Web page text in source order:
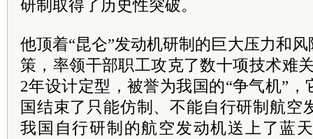
研制取得了历史性突破。
他顶着“昆仑”发动机研制的巨大压力和
策，率领干部职工攻克了数十项技术难
2年设计定型，被誉为我国的“争气机”
国结束了只能仿制、不能自行研制航空
我国自行研制的航空发动机送上了蓝